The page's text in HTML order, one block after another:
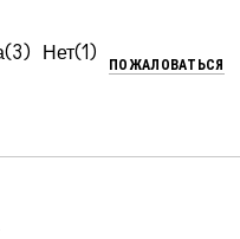
3 1
ПОЖАЛОВАТЬСЯ